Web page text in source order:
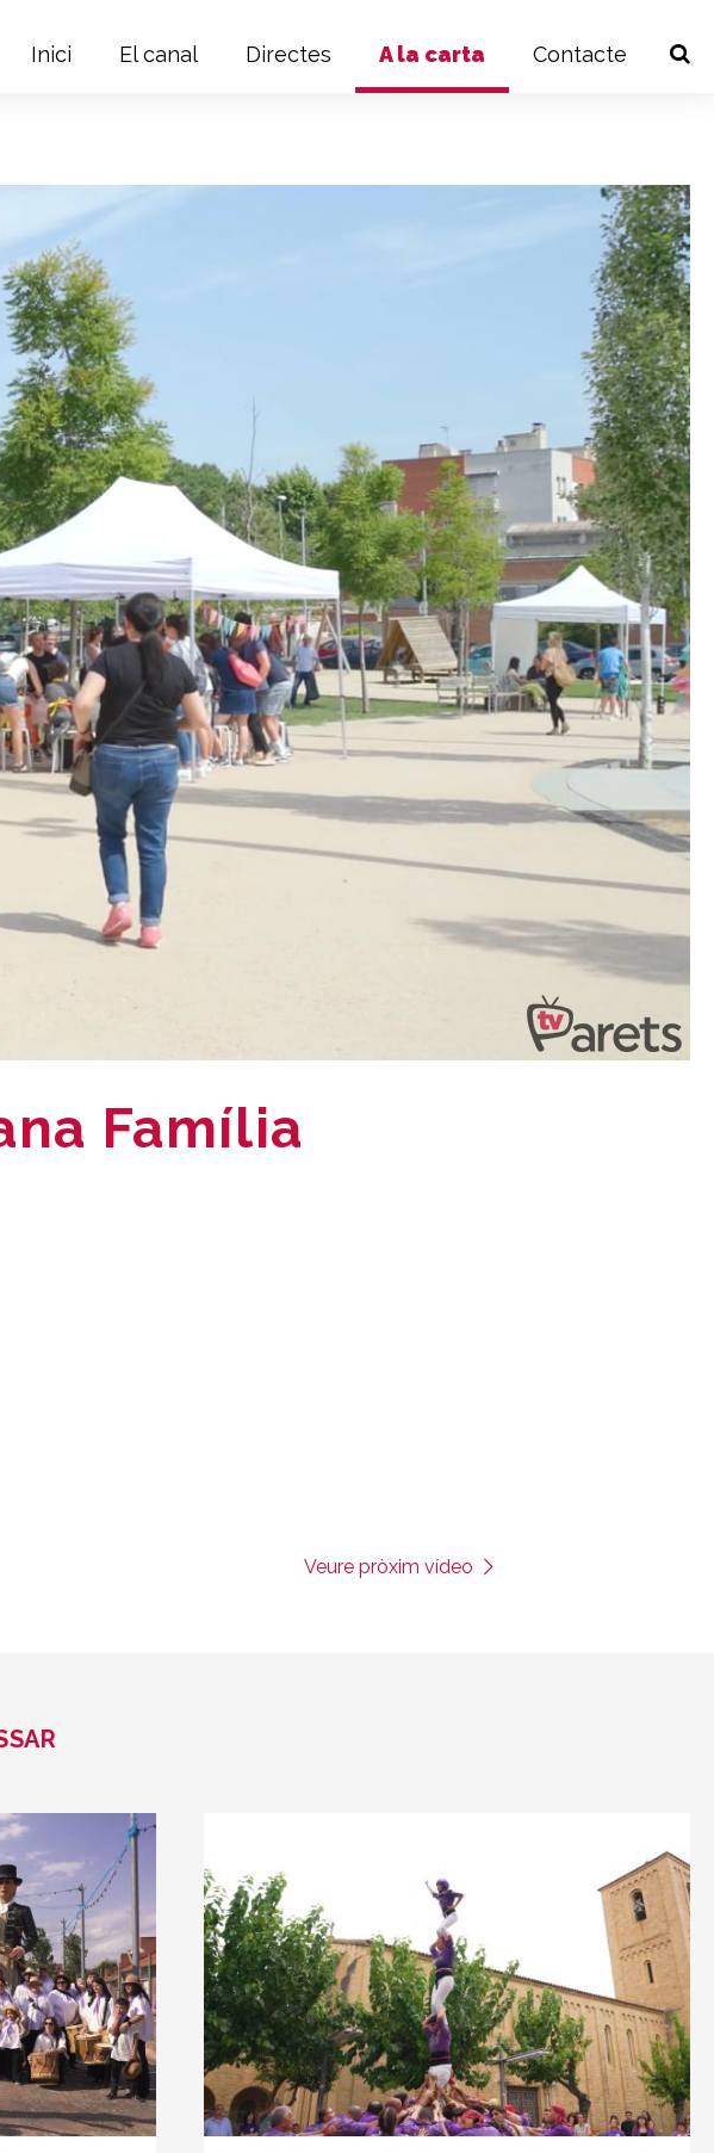
Inici El canal Directes A la carta Contacte
Família
Veure pròxim vídeo